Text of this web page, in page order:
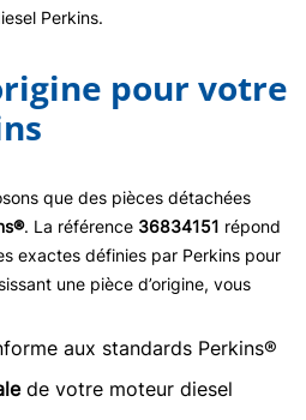
Perkins.
pour votre
que des pièces détachées
. La référence 36834151 répond
exactes définies par Perkins pour
une pièce d’origine, vous
aux standards Perkins®
de votre moteur diesel